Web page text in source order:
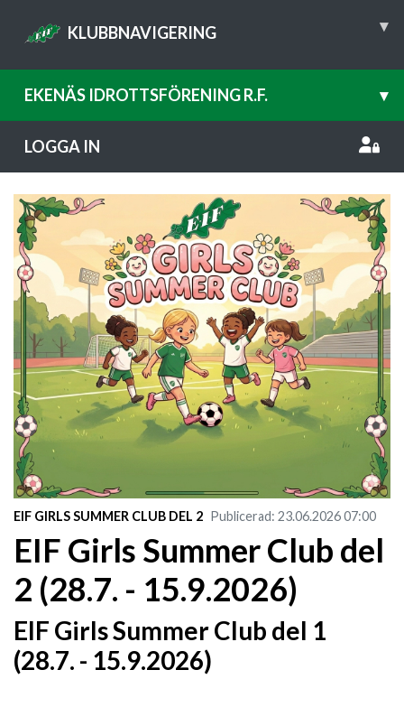
KLUBBNAVIGERING ▾
EKENÄS IDROTTSFÖRENING R.F. ▾
LOGGA IN
EIF GIRLS SUMMER CLUB DEL 2 Publicerad: 23.06.202607:00
EIF Girls Summer Club del
2 (28.7. - 15.9.2026)
EIF Girls Summer Club del 1
(28.7. - 15.9.2026)